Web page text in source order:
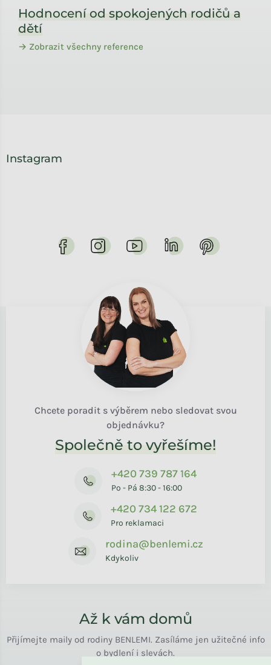
Hodnocení od spokojených rodičů a
dětí
→ Zobrazit všechny reference
Instagram
Chcete poradit s výběrem nebo sledovat svou
objednávku?
Společně to vyřešíme!
+420 739 787 164
Po - Pá 8:30 - 16:00
+420 734 122 672
Pro reklamaci
rodina@benlemi.cz
Kdykoliv
Až k vám domů
Přijímejte maily od rodiny BENLEMI. Zasíláme jen užitečné info
o bydlení i slevách.